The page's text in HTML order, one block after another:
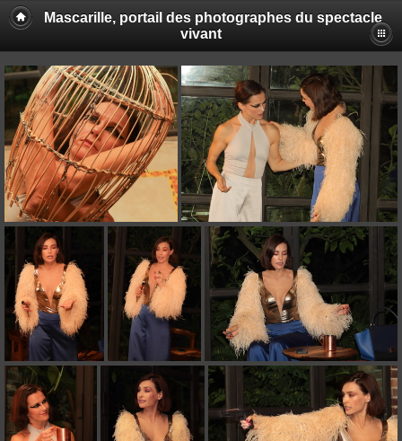
Mascarille, portail des photographes du spectacle
vivant